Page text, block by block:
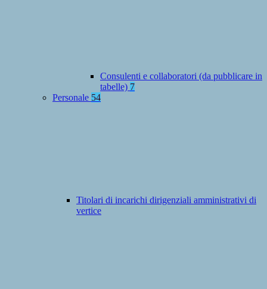
Consulenti e collaboratori (da pubblicare in
tabelle) 7
Personale 54
Titolari di incarichi dirigenziali amministrativi di
vertice